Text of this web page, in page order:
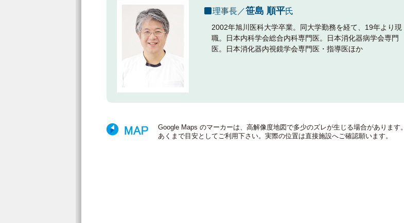
理事長／笹島 順平氏
2002年旭川医科大学卒業。同大学勤務を経て、19年より現
職。日本内科学会総合内科専門医。日本消化器病学会専門
医。日本消化器内視鏡学会専門医・指導医ほか
Google Maps のマーカーは、高解像度地図で多少のズレが生じる場合があります。
あくまで目安としてご利用下さい。実際の位置は直接施設へご確認願います。